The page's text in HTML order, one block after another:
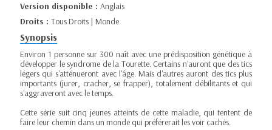
Version disponible : Anglais
Droits : Tous Droits | Monde
Synopsis
Environ 1 personne sur 300 naît avec une prédisposition génétique à
développer le syndrome de la Tourette. Certains n'auront que des tics
légers qui s'atténueront avec l'âge. Mais d'autres auront des tics plus
importants (jurer, cracher, se frapper), totalement débilitants et qui
s'aggraveront avec le temps.
Cette série suit cinq jeunes atteints de cette maladie, qui tentent de
faire leur chemin dans un monde qui préférerait les voir cachés.